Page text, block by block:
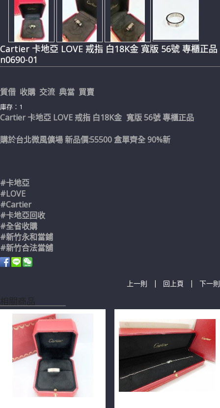
Cartier 卡地亞 LOVE 戒指 白18K金 寬版 56號 專櫃正品
n0690-01
質借 收購 交流 典當 買賣
庫存：1
Cartier 卡地亞 LOVE 戒指 白18K金 寬版 56號 專櫃正品
購於台北微風儣場 新品價:55500 盒單齊全 90%新
#卡地亞
#LOVE
#Cartier
#卡地亞回收
#全省收購
#新竹永和當鋪
​#新竹合法當舖
上一則 | 回上頁 | 下一則
相關商品